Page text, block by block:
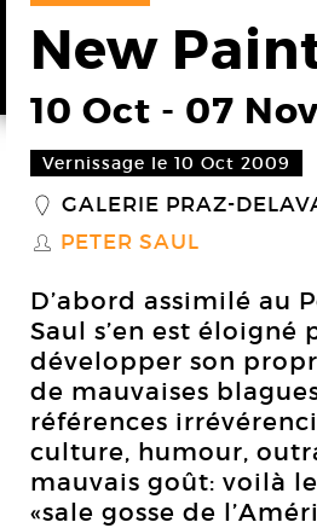
New
10 Oct - 07
Vernissage le 10 Oct 2009
_ GALERIE PRAZ-
S PETER SAUL
D’abord assimilé au
Saul s’en est éloigné
développer son
de mauvaises
références
culture, humour,
mauvais goût: voilà
«sale gosse de